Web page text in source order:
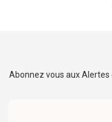
Abonnez vous aux